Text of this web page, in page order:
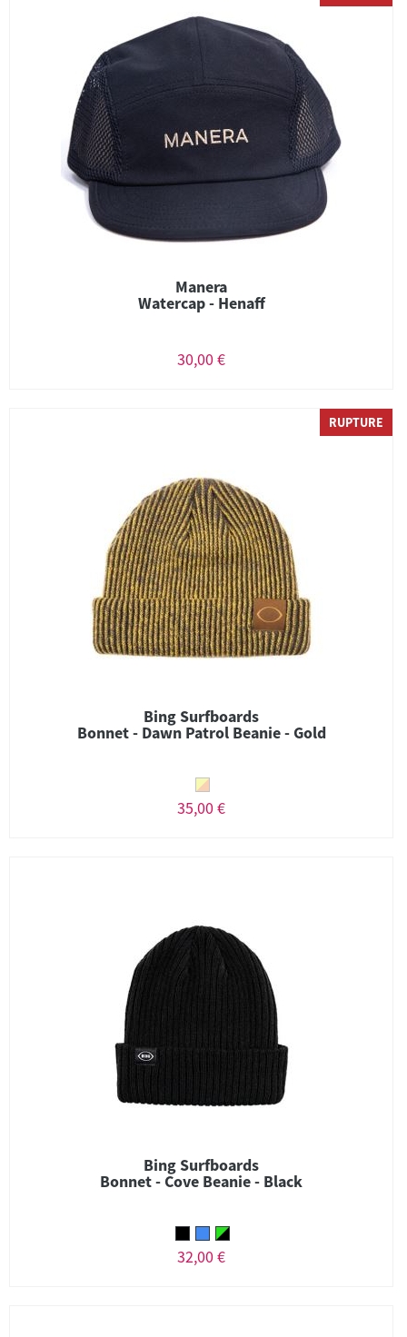
Manera
Watercap - Henaff
30,00 €
RUPTURE
Bing Surfboards
Bonnet - Dawn Patrol Beanie - Gold
35,00 €
Bing Surfboards
Bonnet - Cove Beanie - Black
32,00 €